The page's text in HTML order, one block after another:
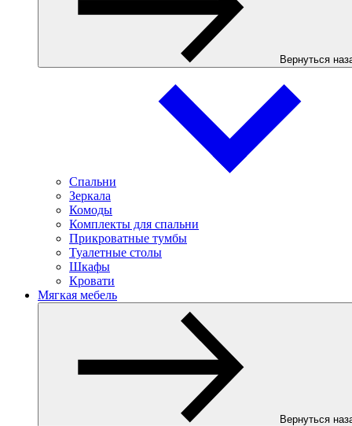
Вернуться
Спальни
Зеркала
Комоды
Комплекты для спальни
Прикроватные тумбы
Туалетные столы
Шкафы
Кровати
Мягкая мебель
Вернуться